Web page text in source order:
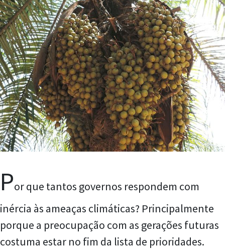
Por que tantos governos respondem com
inércia às ameaças climáticas? Principalmente
porque a preocupação com as gerações futuras
costuma estar no fim da lista de prioridades.